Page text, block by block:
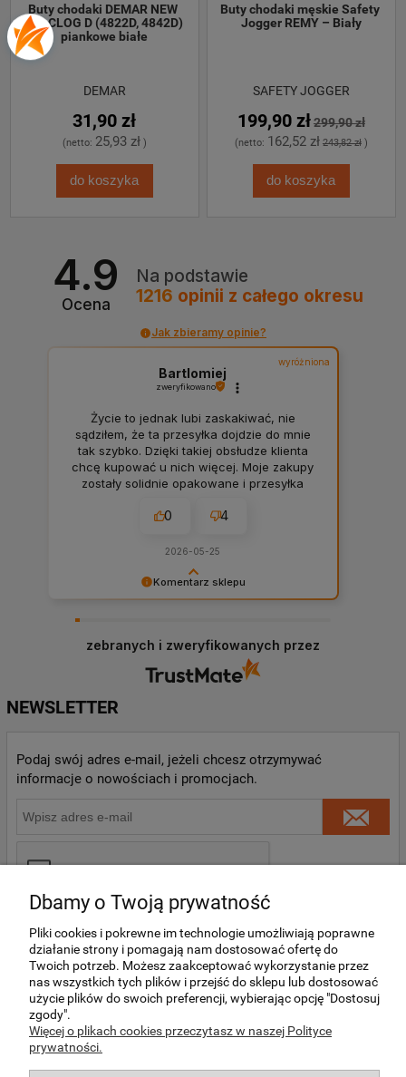
Buty chodaki DEMAR NEW
EVA CLOG D (4822D, 4842D)
piankowe białe
DEMAR
31,90 zł
(netto: 25,93 zł)
do koszyka
Buty chodaki męskie Safety
Jogger REMY – Biały
SAFETY JOGGER
199,90 zł299,90 zł
(netto: 162,52 zł 243,82 zł)
do koszyka
4.9
Ocena
Na podstawie
1216 opinii z całego okresu
Jak zbieramy opinie?
Komentarz sklepu
dziękujemy, Panie Bartłomieju. To naprawdę
wiele dla nas znaczy, że docenia Pan naszą
obsługę i jest Pan zadowolony. ❤️ Zapraszamy
wyróżniona
Bartlomiej
zweryfikowano
Życie to jednak lubi zaskakiwać, nie
sądziłem, że ta przesyłka dojdzie do mnie
tak szybko. Dzięki takiej obsłudze klienta
chcę kupować u nich więcej. Moje zakupy
zostały solidnie opakowane i przesyłka
0 4
2026-05-25
zebranych i zweryfikowanych przez
NEWSLETTER
Podaj swój adres e-mail, jeżeli chcesz otrzymywać
informacje o nowościach i promocjach.
O NAS
Dbamy o Twoją prywatność
Pliki cookies i pokrewne im technologie umożliwiają poprawne
działanie strony i pomagają nam dostosować ofertę do
Twoich potrzeb. Możesz zaakceptować wykorzystanie przez
nas wszystkich tych plików i przejść do sklepu lub dostosować
użycie plików do swoich preferencji, wybierając opcję "Dostosuj
zgody".
Więcej o plikach cookies przeczytasz w naszej Polityce
prywatności.